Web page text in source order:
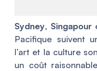
Sydney, Singapour
Pacifique suivent
l’art et la culture
un coût